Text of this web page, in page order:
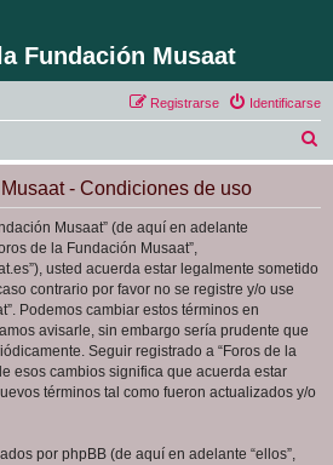
Fundación Musaat
Identificarse
Registrarse
u
- Condiciones de uso
Musaat” (de aquí en adelante
de la Fundación Musaat”,
usted acuerda estar legalmente sometido
contrario por favor no se registre y/o use
Podemos cambiar estos términos en
avisarle, sin embargo sería prudente que
Seguir registrado a “Foros de la
esos cambios significa que acuerda estar
términos tal como fueron actualizados y/o
por phpBB (de aquí en adelante “ellos”,